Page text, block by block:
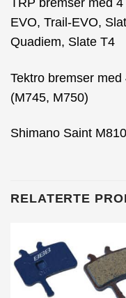
TRP bremser med
EVO, Trail-EVO,
Quadiem, Slate T4
Tektro bremser
(M745, M750)
Shimano Saint M810
RELATERTE